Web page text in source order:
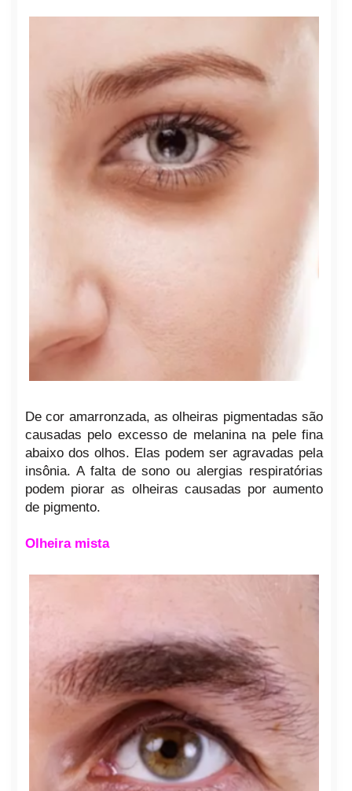
De cor amarronzada, as olheiras pigmentadas são
causadas pelo excesso de melanina na pele fina
abaixo dos olhos. Elas podem ser agravadas pela
insônia. A falta de sono ou alergias respiratórias
podem piorar as olheiras causadas por aumento
de pigmento.
Olheira mista